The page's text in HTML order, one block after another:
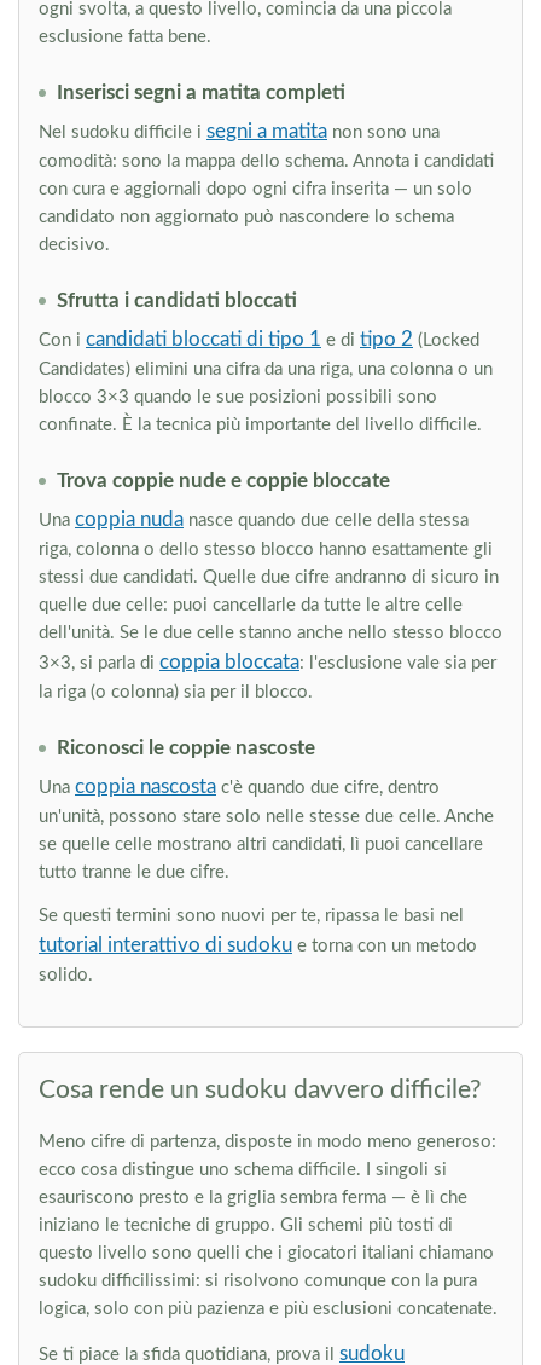
ogni svolta, a questo livello, comincia da una piccola
esclusione fatta bene.
Inserisci segni a matita completi
Nel sudoku difficile i segni a matita non sono una
comodità: sono la mappa dello schema. Annota i candidati
con cura e aggiornali dopo ogni cifra inserita — un solo
candidato non aggiornato può nascondere lo schema
decisivo.
Sfrutta i candidati bloccati
Con i candidati bloccati di tipo 1 e di tipo 2 (Locked
Candidates) elimini una cifra da una riga, una colonna o un
blocco 3×3 quando le sue posizioni possibili sono
confinate. È la tecnica più importante del livello difficile.
Trova coppie nude e coppie bloccate
Una coppia nuda nasce quando due celle della stessa
riga, colonna o dello stesso blocco hanno esattamente gli
stessi due candidati. Quelle due cifre andranno di sicuro in
quelle due celle: puoi cancellarle da tutte le altre celle
dell'unità. Se le due celle stanno anche nello stesso blocco
3×3, si parla di coppia bloccata: l'esclusione vale sia per
la riga (o colonna) sia per il blocco.
Riconosci le coppie nascoste
Una coppia nascosta c'è quando due cifre, dentro
un'unità, possono stare solo nelle stesse due celle. Anche
se quelle celle mostrano altri candidati, lì puoi cancellare
tutto tranne le due cifre.
Se questi termini sono nuovi per te, ripassa le basi nel
tutorial interattivo di sudoku e torna con un metodo
solido.
Cosa rende un sudoku davvero difficile?
Meno cifre di partenza, disposte in modo meno generoso:
ecco cosa distingue uno schema difficile. I singoli si
esauriscono presto e la griglia sembra ferma — è lì che
iniziano le tecniche di gruppo. Gli schemi più tosti di
questo livello sono quelli che i giocatori italiani chiamano
sudoku difficilissimi: si risolvono comunque con la pura
logica, solo con più pazienza e più esclusioni concatenate.
Se ti piace la sfida quotidiana, prova il sudoku